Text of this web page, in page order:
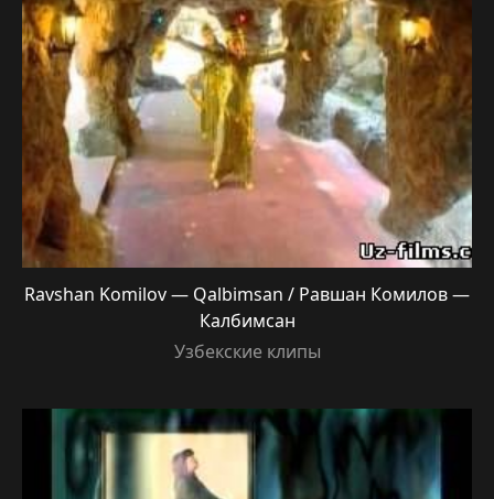
Ravshan Komilov — Qalbimsan / Равшан Комилов —
Калбимсан
Узбекские клипы